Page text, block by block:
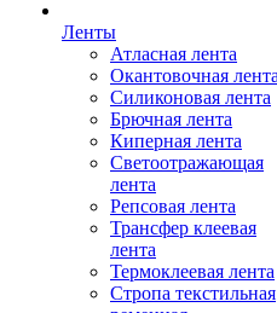
Ленты
Атласная лента
Окантовочная лента
Силиконовая лента
Брючная лента
Киперная лента
Светоотражающая
лента
Репсовая лента
Трансфер клеевая
лента
Термоклеевая лента
Стропа текстильная